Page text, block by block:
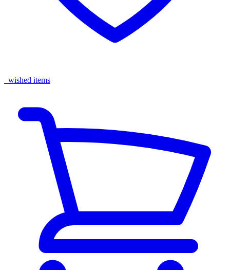
wished items